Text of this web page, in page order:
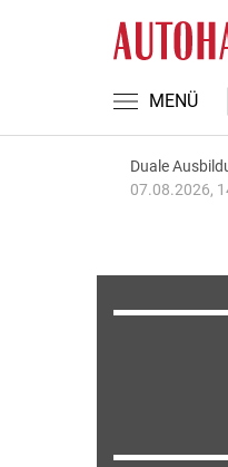
MENÜ
Duale
07.08.2026,